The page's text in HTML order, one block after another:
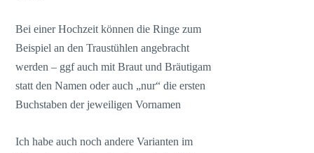
Bei einer Hochzeit können die Ringe zum
Beispiel an den Traustühlen angebracht
werden – ggf auch mit Braut und Bräutigam
statt den Namen oder auch „nur“ die ersten
Buchstaben der jeweiligen Vornamen
Ich habe auch noch andere Varianten im